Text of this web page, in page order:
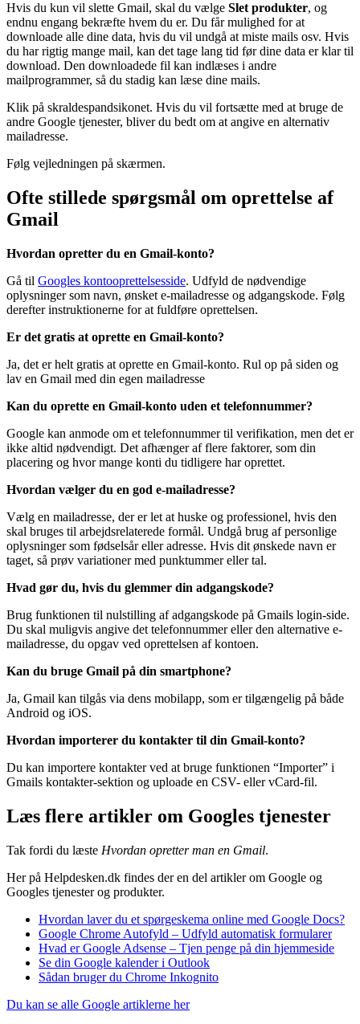
Hvis du kun vil slette Gmail, skal du vælge Slet produkter, og
endnu engang bekræfte hvem du er. Du får mulighed for at
downloade alle dine data, hvis du vil undgå at miste mails osv. Hvis
du har rigtig mange mail, kan det tage lang tid før dine data er klar til
download. Den downloadede fil kan indlæses i andre
mailprogrammer, så du stadig kan læse dine mails.
Klik på skraldespandsikonet. Hvis du vil fortsætte med at bruge de
andre Google tjenester, bliver du bedt om at angive en alternativ
mailadresse.
Følg vejledningen på skærmen.
Ofte stillede spørgsmål om oprettelse af
Gmail
Hvordan opretter du en Gmail-konto?
Gå til Googles kontooprettelsesside. Udfyld de nødvendige
oplysninger som navn, ønsket e-mailadresse og adgangskode. Følg
derefter instruktionerne for at fuldføre oprettelsen.
Er det gratis at oprette en Gmail-konto?
Ja, det er helt gratis at oprette en Gmail-konto. Rul op på siden og
lav en Gmail med din egen mailadresse
Kan du oprette en Gmail-konto uden et telefonnummer?
Google kan anmode om et telefonnummer til verifikation, men det er
ikke altid nødvendigt. Det afhænger af flere faktorer, som din
placering og hvor mange konti du tidligere har oprettet.
Hvordan vælger du en god e-mailadresse?
Vælg en mailadresse, der er let at huske og professionel, hvis den
skal bruges til arbejdsrelaterede formål. Undgå brug af personlige
oplysninger som fødselsår eller adresse. Hvis dit ønskede navn er
taget, så prøv variationer med punktummer eller tal.
Hvad gør du, hvis du glemmer din adgangskode?
Brug funktionen til nulstilling af adgangskode på Gmails login-side.
Du skal muligvis angive det telefonnummer eller den alternative e-
mailadresse, du opgav ved oprettelsen af kontoen.
Kan du bruge Gmail på din smartphone?
Ja, Gmail kan tilgås via dens mobilapp, som er tilgængelig på både
Android og iOS.
Hvordan importerer du kontakter til din Gmail-konto?
Du kan importere kontakter ved at bruge funktionen “Importer” i
Gmails kontakter-sektion og uploade en CSV- eller vCard-fil.
Læs flere artikler om Googles tjenester
Tak fordi du læste Hvordan opretter man en Gmail.
Her på Helpdesken.dk findes der en del artikler om Google og
Googles tjenester og produkter.
Hvordan laver du et spørgeskema online med Google Docs?
Google Chrome Autofyld – Udfyld automatisk formularer
Hvad er Google Adsense – Tjen penge på din hjemmeside
Se din Google kalender i Outlook
Sådan bruger du Chrome Inkognito
Du kan se alle Google artiklerne her